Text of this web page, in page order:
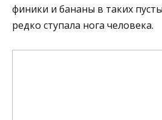
финики и бананы в таких
редко ступала нога человека.